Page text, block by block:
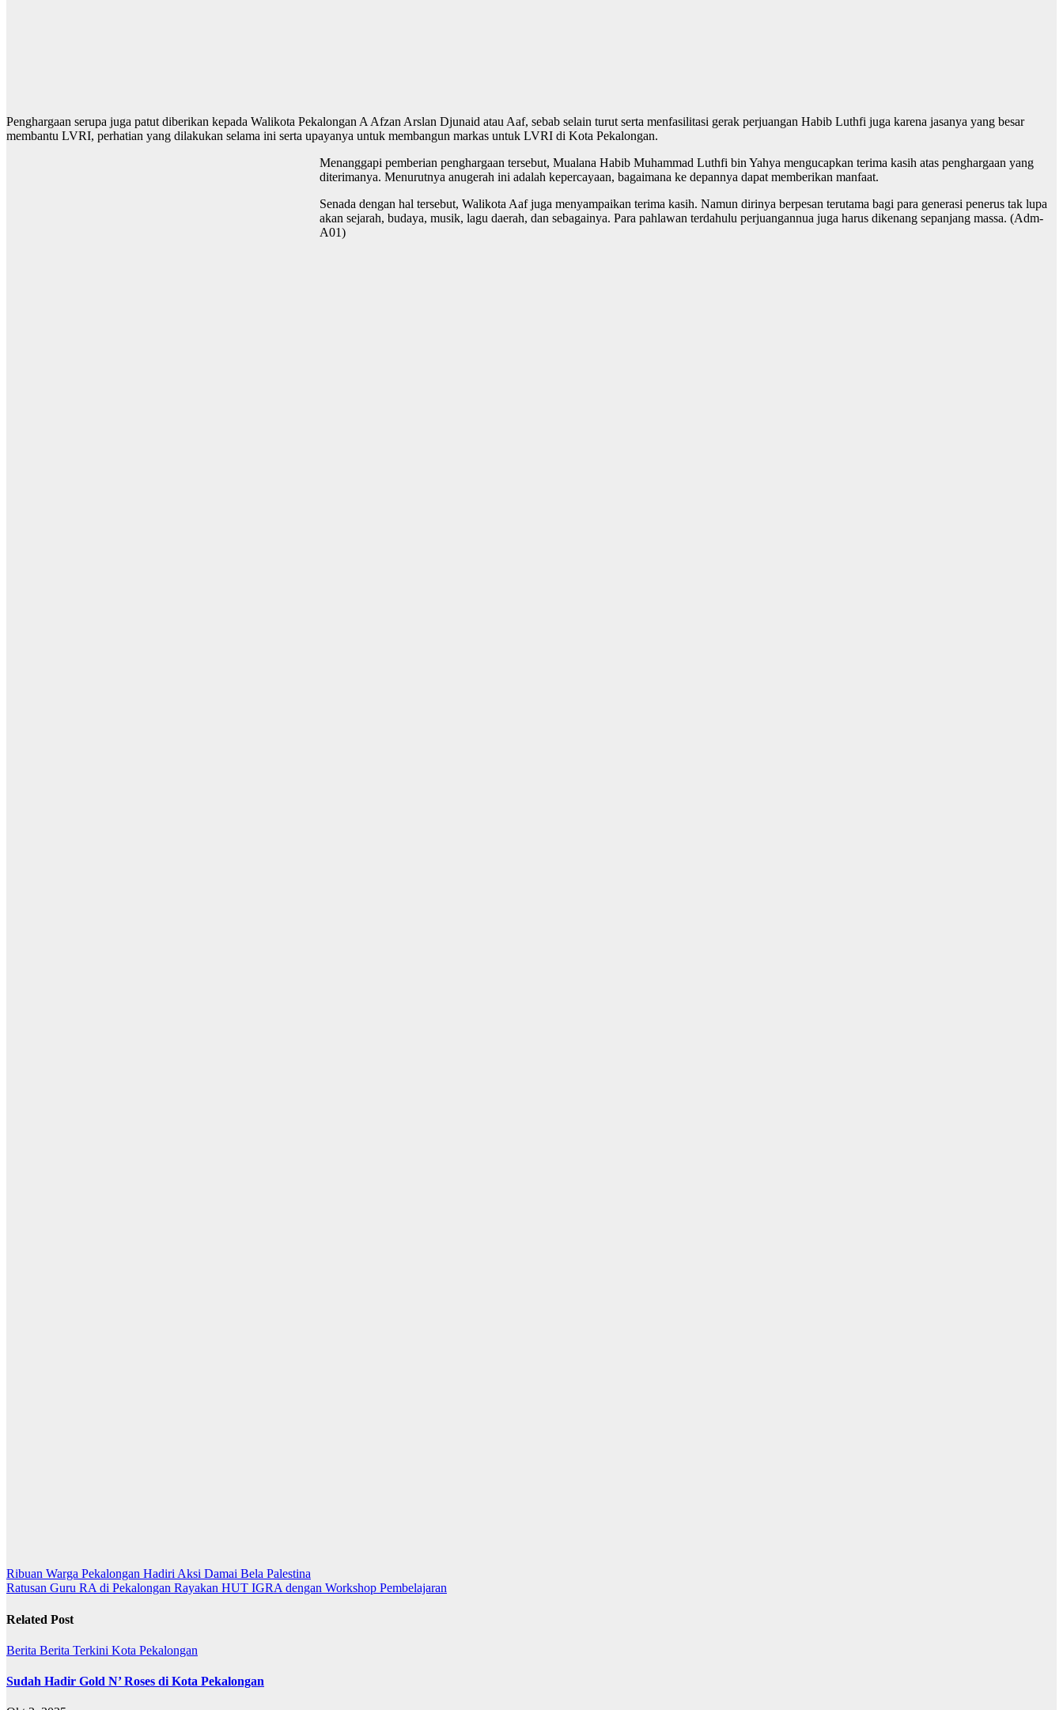
Penghargaan serupa juga patut diberikan kepada Walikota Pekalongan A Afzan Arslan Djunaid atau Aaf, sebab selain turut serta menfasilitasi gerak perjuangan Habib Luthfi juga karena jasanya yang besar
membantu LVRI, perhatian yang dilakukan selama ini serta upayanya untuk membangun markas untuk LVRI di Kota Pekalongan.
Menanggapi pemberian penghargaan tersebut, Mualana Habib Muhammad Luthfi bin Yahya mengucapkan terima kasih atas penghargaan yang
diterimanya. Menurutnya anugerah ini adalah kepercayaan, bagaimana ke depannya dapat memberikan manfaat.
Senada dengan hal tersebut, Walikota Aaf juga menyampaikan terima kasih. Namun dirinya berpesan terutama bagi para generasi penerus tak lupa
akan sejarah, budaya, musik, lagu daerah, dan sebagainya. Para pahlawan terdahulu perjuangannua juga harus dikenang sepanjang massa. (Adm-
A01)
Navigasi
pos
Ribuan Warga Pekalongan Hadiri Aksi Damai Bela Palestina
Ratusan Guru RA di Pekalongan Rayakan HUT IGRA dengan Workshop Pembelajaran
Related Post
Berita Berita Terkini Kota Pekalongan
Sudah Hadir Gold N’ Roses di Kota Pekalongan